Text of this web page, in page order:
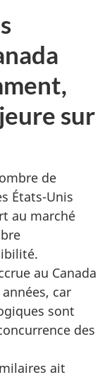
sur
de
États-Unis
au marché
au Canada
car
sont
des
ait